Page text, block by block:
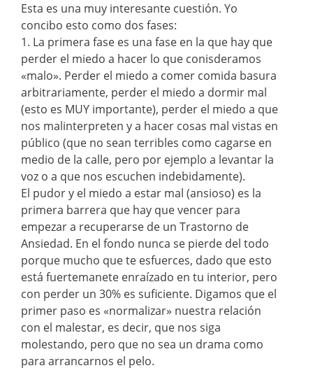
Esta es una muy interesante cuestión. Yo
concibo esto como dos fases:
1. La primera fase es una fase en la que hay que
perder el miedo a hacer lo que conisderamos
«malo». Perder el miedo a comer comida basura
arbitrariamente, perder el miedo a dormir mal
(esto es MUY importante), perder el miedo a que
nos malinterpreten y a hacer cosas mal vistas en
público (que no sean terribles como cagarse en
medio de la calle, pero por ejemplo a levantar la
voz o a que nos escuchen indebidamente).
El pudor y el miedo a estar mal (ansioso) es la
primera barrera que hay que vencer para
empezar a recuperarse de un Trastorno de
Ansiedad. En el fondo nunca se pierde del todo
porque mucho que te esfuerces, dado que esto
está fuertemanete enraízado en tu interior, pero
con perder un 30% es suficiente. Digamos que el
primer paso es «normalizar» nuestra relación
con el malestar, es decir, que nos siga
molestando, pero que no sea un drama como
para arrancarnos el pelo.